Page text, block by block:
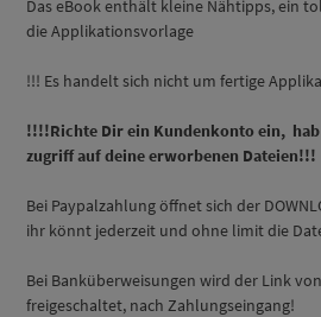
Das eBook enthält kleine Nähtipps, ein
die Applikationsvorlage
!!! Es handelt sich nicht um fertige
!!!!Richte Dir ein Kundenkonto ein,
zugriff auf deine erworbenen Dateien!!!
Bei Paypalzahlung öffnet sich der
ihr könnt jederzeit und ohne limit die
Bei Banküberweisungen wird der Link
freigeschaltet, nach Zahlungseingang!